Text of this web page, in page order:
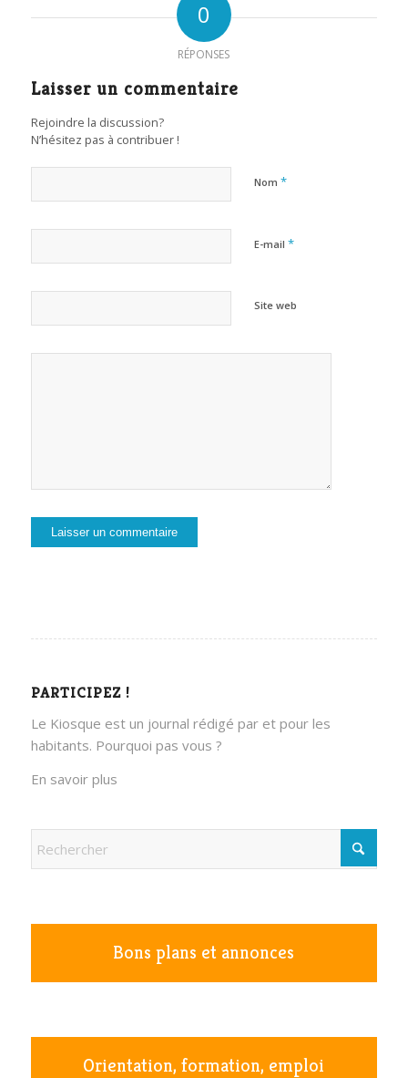
0
RÉPONSES
Laisser un commentaire
Rejoindre la discussion?
N’hésitez pas à contribuer !
Nom *
E-mail *
Site web
PARTICIPEZ !
Le Kiosque est un journal rédigé par et pour les
habitants. Pourquoi pas vous ?
En savoir plus
Bons plans et annonces
Orientation, formation, emploi